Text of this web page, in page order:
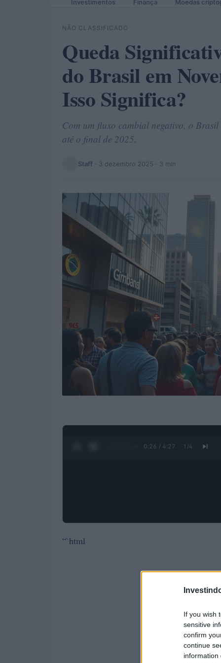
If you wish
sensitive
confirm
continue
information
Investimentos Finança Moedas
NÃO CLASSIFICADO
Queda
do Brasil em
Isso Significa?
Com um fluxo cambial negativo, o
até o final de 2025.
Staff · 3 dezembro 2025 · 3 min
0:27 / 4:27 1 /4
“`html